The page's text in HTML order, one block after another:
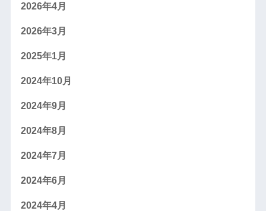
2026年4月
2026年3月
2025年1月
2024年10月
2024年9月
2024年8月
2024年7月
2024年6月
2024年4月